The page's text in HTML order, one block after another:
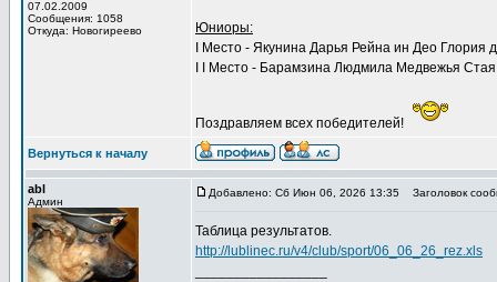
07.02.2009
Сообщения: 1058
Откуда: Новогиреево
Юниоры:
I Место - Якунина Дарья Рейна ин Део Глория
I I Место - Барамзина Людмила Медвежья
Поздравляем всех победителей!
Вернуться к началу
abl
Админ
Добавлено: Сб Июн 06, 2026 13:35 Заголовок
Таблица результатов.
http://lublinec.ru/v4/club/sport/06_06_26_rez.xls